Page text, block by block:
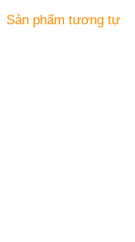
Sản phẩm tương tự